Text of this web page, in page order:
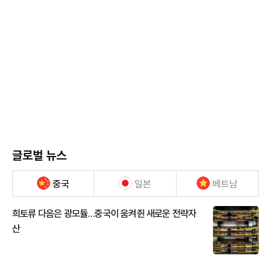
글로벌 뉴스
중국 일본 베트남
희토류 다음은 광모듈…중국이 움켜쥔 새로운 전략자
산